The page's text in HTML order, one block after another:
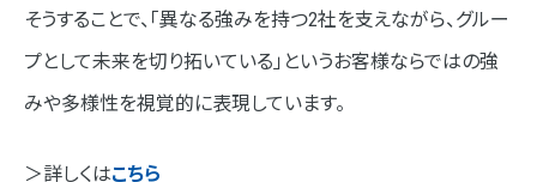
そうすることで、「異なる強みを持つ2社を支えながら、グルー
プとして未来を切り拓いている」というお客様ならではの強
みや多様性を視覚的に表現しています。
＞詳しくはこちら